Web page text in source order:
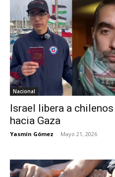
Nacional
Israel libera a
hacia Gaza
Yasmín Gómez - Mayo 21, 2026